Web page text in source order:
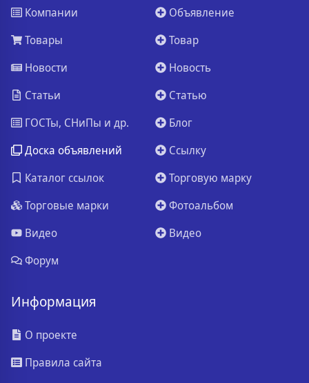
Компании
Товары
Новости
Статьи
ГОСТы, СНиПы и др.
Доска объявлений
Каталог ссылок
Торговые марки
Видео
Форум
Объявление
Товар
Новость
Статью
Блог
Ссылку
Торговую марку
Фотоальбом
Видео
Информация
О проекте
Правила сайта